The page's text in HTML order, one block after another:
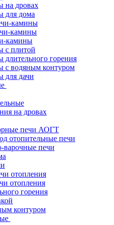
на дровах
для дома
камины
камины
камины
с плитой
горения
с водяным контуром
для дачи
на дровах
печи АОГТ
отопительные печи
варочные печи
отопления
отопления
горения
контуром